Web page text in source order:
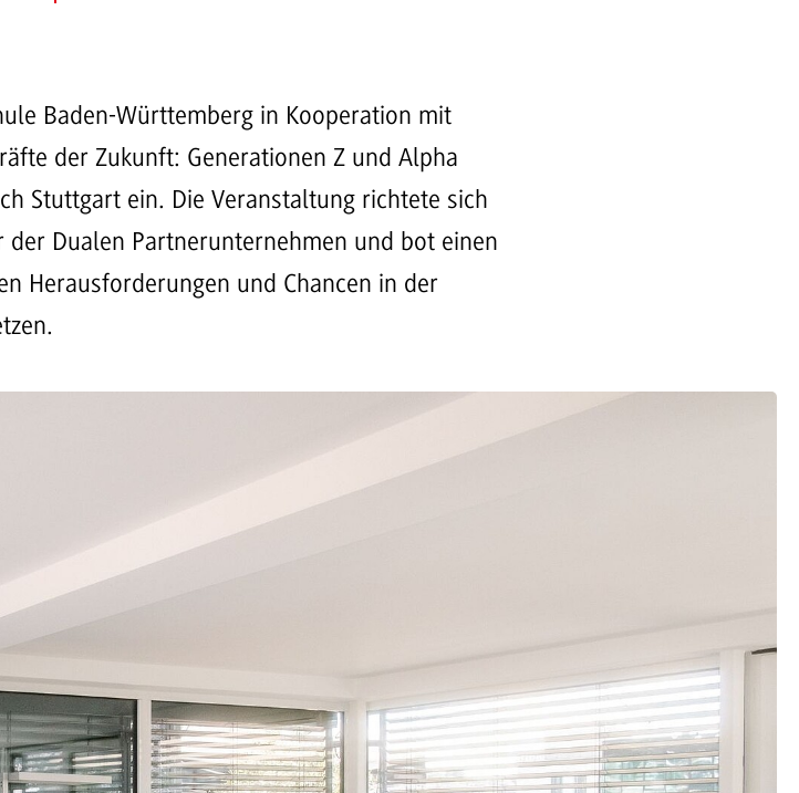
Baden-Württemberg in Kooperation mit
der Zukunft: Generationen Z und Alpha
Stuttgart ein. Die Veranstaltung richtete sich
Dualen Partnerunternehmen und bot einen
Herausforderungen und Chancen in der